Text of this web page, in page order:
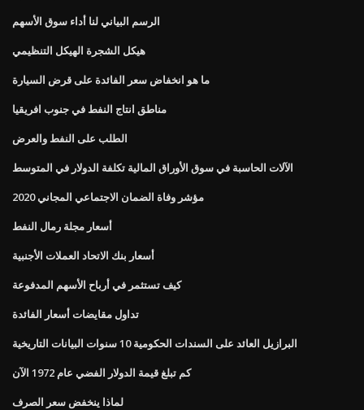
الرسم البياني لنا أداء سوق الأسهم
هيكل الشجرة الهيكل التنظيمي
ما هو انخفاض سعر الفائدة على قرض السيارة
مناطق انتاج النفط في جنوب افريقيا
الطلب على النفط والعرض
الآلات الحاسبة في سوق الأوراق المالية تكلفة الدولار في المتوسط
مؤشر وفاة الضمان الاجتماعي المجاني 2020
أسعار مجلة رمال النفط
أسعار بنك الاتحاد العملات الأجنبية
كيف تستثمر في أرباح الأسهم المدفوعة
تداول مقايضات أسعار الفائدة
البرازيل العائد على السندات الحكومية 10 سنوات البيانات التاريخية
كم تبلغ قيمة الدولار الفضي عام 1972 الآن
لماذا ينخفض ​​سعر الصرف